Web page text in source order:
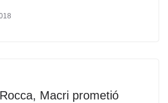
Macri prometió